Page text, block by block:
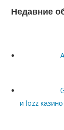
Недавние
и Jozz казино